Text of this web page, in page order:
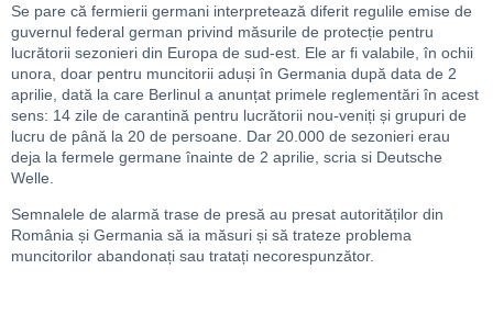
Se pare că fermierii germani interpretează diferit regulile emise de
guvernul federal german privind măsurile de protecție pentru
lucrătorii sezonieri din Europa de sud-est. Ele ar fi valabile, în ochii
unora, doar pentru muncitorii aduși în Germania după data de 2
aprilie, dată la care Berlinul a anunțat primele reglementări în acest
sens: 14 zile de carantină pentru lucrătorii nou-veniți și grupuri de
lucru de până la 20 de persoane. Dar 20.000 de sezonieri erau
deja la fermele germane înainte de 2 aprilie, scria si Deutsche
Welle.
Semnalele de alarmă trase de presă au presat autorităților din
România și Germania să ia măsuri și să trateze problema
muncitorilor abandonați sau tratați necorespunzător.